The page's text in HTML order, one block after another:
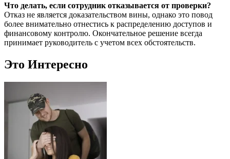
Что делать, если сотрудник отказывается от проверки?
Отказ не является доказательством вины, однако это повод
более внимательно отнестись к распределению доступов и
финансовому контролю. Окончательное решение всегда
принимает руководитель с учетом всех обстоятельств.
Это Интересно